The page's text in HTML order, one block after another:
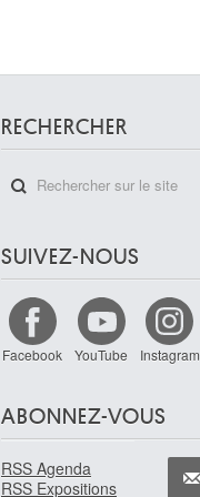
RECHERCHER
SUIVEZ-NOUS
Facebook YouTube Instagram
ABONNEZ-VOUS
RSS Agenda
RSS Expositions